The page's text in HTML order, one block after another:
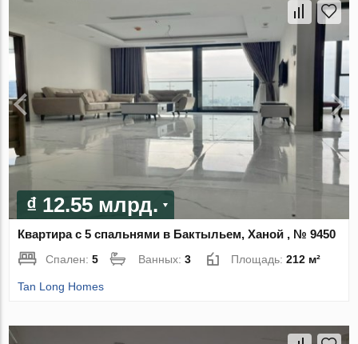
₫ 12.55 млрд.
Квартира с 5 спальнями в Бактыльем, Ханой , № 9450
Спален:5 Ванных:3 Площадь:212 м²
Tan Long Homes